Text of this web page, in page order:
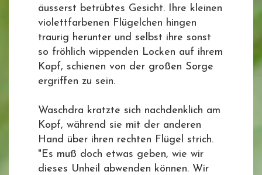
äusserst betrübtes Gesicht. Ihre kleinen
violettfarbenen Flügelchen hingen
traurig herunter und selbst ihre sonst
so fröhlich wippenden Locken auf ihrem
Kopf, schienen von der großen Sorge
ergriffen zu sein.
Waschdra kratzte sich nachdenklich am
Kopf, während sie mit der anderen
Hand über ihren rechten Flügel strich.
"Es muß doch etwas geben, wie wir
dieses Unheil abwenden können. Wir